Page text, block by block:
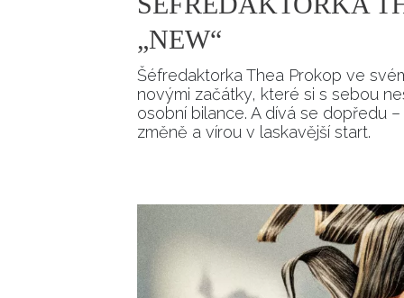
„NEW“
Šéfredaktorka Thea Prokop ve
novými začátky, které si s sebou
osobní bilance. A dívá se dopředu
změně a vírou v laskavější start.